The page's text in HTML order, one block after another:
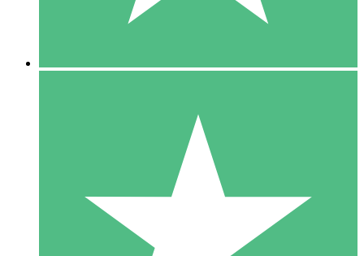
10 Descargas
20 00